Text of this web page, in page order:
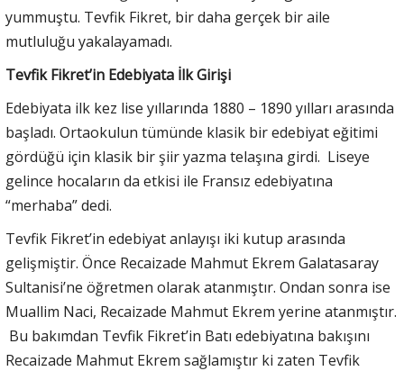
yummuştu. Tevfik Fikret, bir daha gerçek bir aile
mutluluğu yakalayamadı.
Tevfik Fikret’in Edebiyata İlk Girişi
Edebiyata ilk kez lise yıllarında 1880 – 1890 yılları arasında
başladı. Ortaokulun tümünde klasik bir edebiyat eğitimi
gördüğü için klasik bir şiir yazma telaşına girdi. Liseye
gelince hocaların da etkisi ile Fransız edebiyatına
“merhaba” dedi.
Tevfik Fikret’in edebiyat anlayışı iki kutup arasında
gelişmiştir. Önce Recaizade Mahmut Ekrem Galatasaray
Sultanisi’ne öğretmen olarak atanmıştır. Ondan sonra ise
Muallim Naci, Recaizade Mahmut Ekrem yerine atanmıştır.
Bu bakımdan Tevfik Fikret’in Batı edebiyatına bakışını
Recaizade Mahmut Ekrem sağlamıştır ki zaten Tevfik